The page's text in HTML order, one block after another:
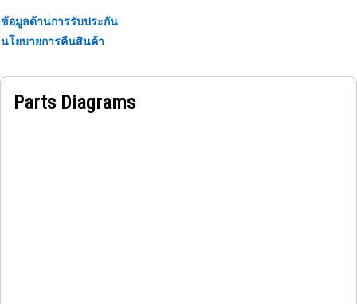
ข้อมูลด้านการรับประกัน
นโยบายการคืนสินค้า
Parts Diagrams